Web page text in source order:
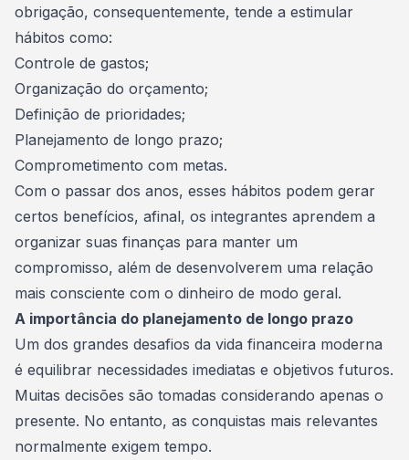
obrigação, consequentemente, tende a estimular
hábitos como:
Controle de gastos;
Organização do orçamento;
Definição de prioridades;
Planejamento de longo prazo;
Comprometimento com metas.
Com o passar dos anos, esses hábitos podem gerar
certos benefícios, afinal, os integrantes aprendem a
organizar suas finanças para manter um
compromisso, além de desenvolverem uma relação
mais consciente com o dinheiro de modo geral.
A importância do planejamento de longo prazo
Um dos grandes desafios da vida financeira moderna
é equilibrar necessidades imediatas e objetivos futuros.
Muitas decisões são tomadas considerando apenas o
presente. No entanto, as conquistas mais relevantes
normalmente exigem tempo.